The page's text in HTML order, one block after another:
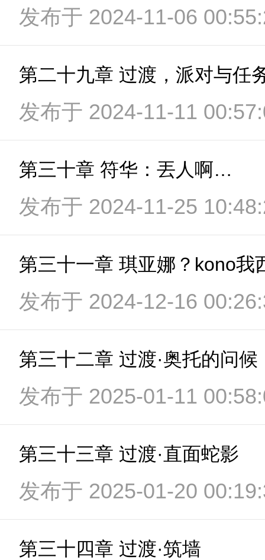
发布于 2024-11-06
第二十九章 过渡，派对与任
发布于 2024-11-11
第三十章 符华：丟人啊…
发布于 2024-11-25
第三十一章 琪亚娜？kono我
发布于 2024-12-16
第三十二章 过渡·奥托的问候
发布于 2025-01-11
第三十三章 过渡·直面蛇影
发布于 2025-01-20
第三十四章 过渡·筑墙